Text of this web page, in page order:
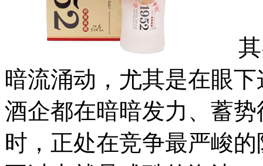
其实
暗流涌动，尤其是在眼
酒企都在暗暗发力、蓄
时，正处在竞争最严峻